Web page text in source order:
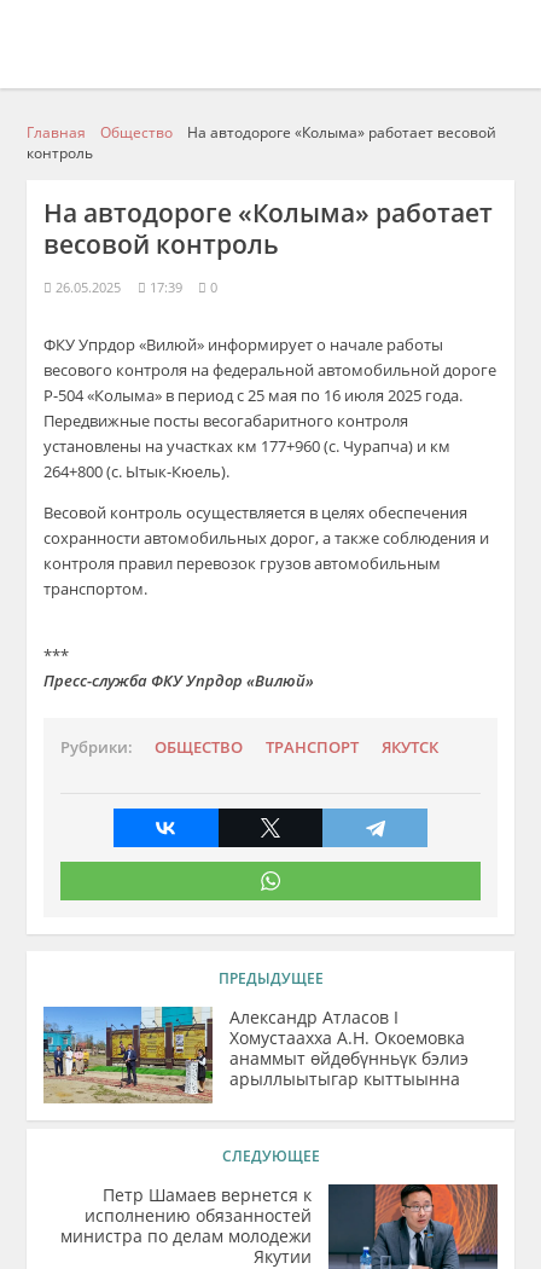
Главная Общество
На автодороге «Колыма» работает весовой
контроль
На автодороге «Колыма» работает
весовой контроль
26.05.2025 17:39 0
ФКУ Упрдор «Вилюй» информирует о начале работы
весового контроля на федеральной автомобильной дороге
Р-504 «Колыма» в период с 25 мая по 16 июля 2025 года.
Передвижные посты весогабаритного контроля
установлены на участках км 177+960 (с. Чурапча) и км
264+800 (с. Ытык-Кюель).
Весовой контроль осуществляется в целях обеспечения
сохранности автомобильных дорог, а также соблюдения и
контроля правил перевозок грузов автомобильным
транспортом.
***
Пресс-служба ФКУ Упрдор «Вилюй»
Рубрики: ОБЩЕСТВО ТРАНСПОРТ ЯКУТСК
ПРЕДЫДУЩЕЕ
Александр Атласов I
Хомустаахха А.Н. Окоемовка
анаммыт өйдөбүнньүк бэлиэ
арыллыытыгар кыттыынна
СЛЕДУЮЩЕЕ
Петр Шамаев вернется к
исполнению обязанностей
министра по делам молодежи
Якутии